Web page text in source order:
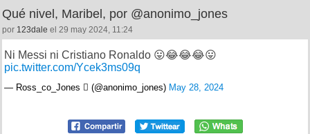
Qué nivel, Maribel, por @anonimo_jones
por 123dale el 29 may 2024, 11:24
Ni Messi ni Cristiano Ronaldo 😛😂😂😂😛
pic.twitter.com/Ycek3ms09q
— Ross_co_Jones  (@anonimo_jones) May 28, 2024